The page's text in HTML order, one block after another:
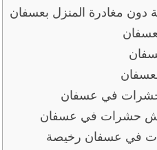
مغادرة المنزل بعسفان
في عسفان
حشرات في عسفان
في عسفان رخيصة